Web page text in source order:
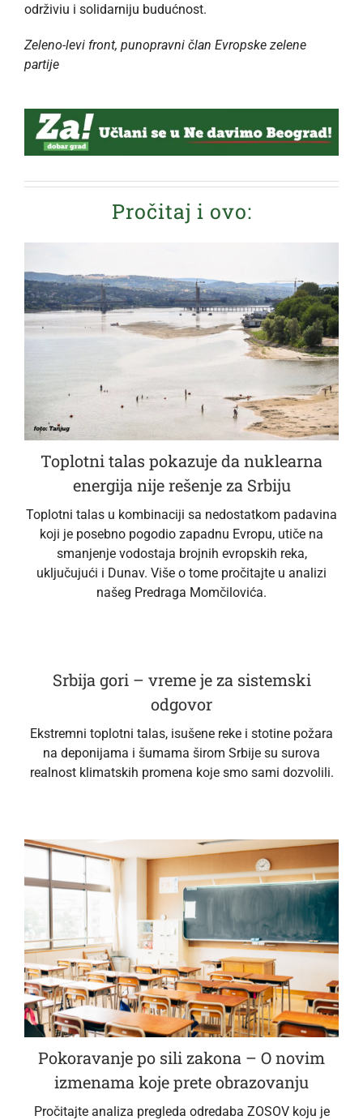
održiviu i solidarniju budućnost.
Zeleno-levi front, punopravni član Evropske zelene
partije
Pročitaj i ovo:
Toplotni talas pokazuje da nuklearna
energija nije rešenje za Srbiju
Toplotni talas u kombinaciji sa nedostatkom padavina
koji je posebno pogodio zapadnu Evropu, utiče na
smanjenje vodostaja brojnih evropskih reka,
uključujući i Dunav. Više o tome pročitajte u analizi
našeg Predraga Momčilovića.
Srbija gori – vreme je za sistemski
odgovor
Ekstremni toplotni talas, isušene reke i stotine požara
na deponijama i šumama širom Srbije su surova
realnost klimatskih promena koje smo sami dozvolili.
Pokoravanje po sili zakona – O novim
izmenama koje prete obrazovanju
Pročitajte analiza pregleda odredaba ZOSOV koju je